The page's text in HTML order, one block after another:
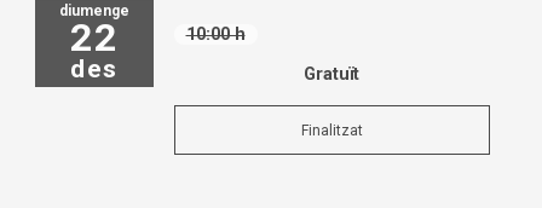
diumenge
22
des
10:00 h
Gratuït
Finalitzat